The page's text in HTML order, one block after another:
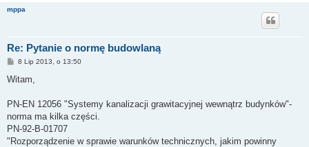
mppa
Re: Pytanie o normę budowlaną
P
s
8 Lip 2013, o 13:50
Witam,
PN-EN 12056 "Systemy kanalizacji grawitacyjnej wewnątrz budynków"-
norma ma kilka części.
PN-92-B-01707
"Rozporządzenie w sprawie warunków technicznych, jakim powinny